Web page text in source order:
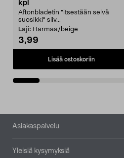
kpl
Aftonbladetin "itsestään selvä
suosikki" siiv...
Laji: Harmaa/beige
3,99
Lisää ostoskoriin
Alatunniste
Asiakaspalvelu
Yleisiä kysymyksiä